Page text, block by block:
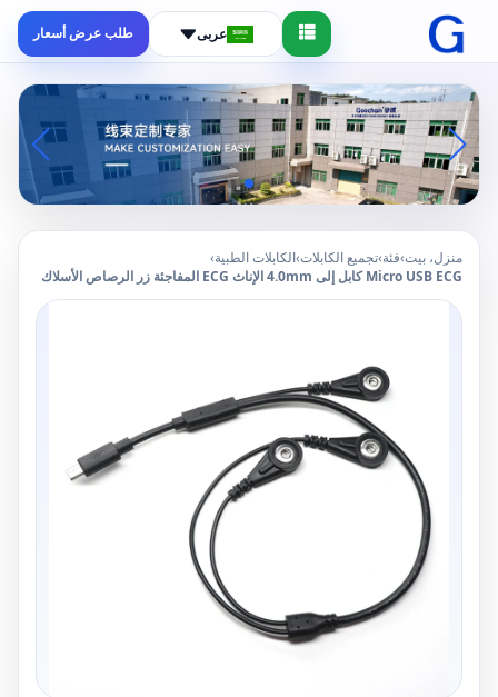
عربى طلب عرض أسعار
منزل، بيت›فئة›تجميع الكابلات›الكابلات الطبية›
Micro USB ECG كابل إلى 4.0mm الإناث ECG المفاجئة زر الرصاص الأسلاك